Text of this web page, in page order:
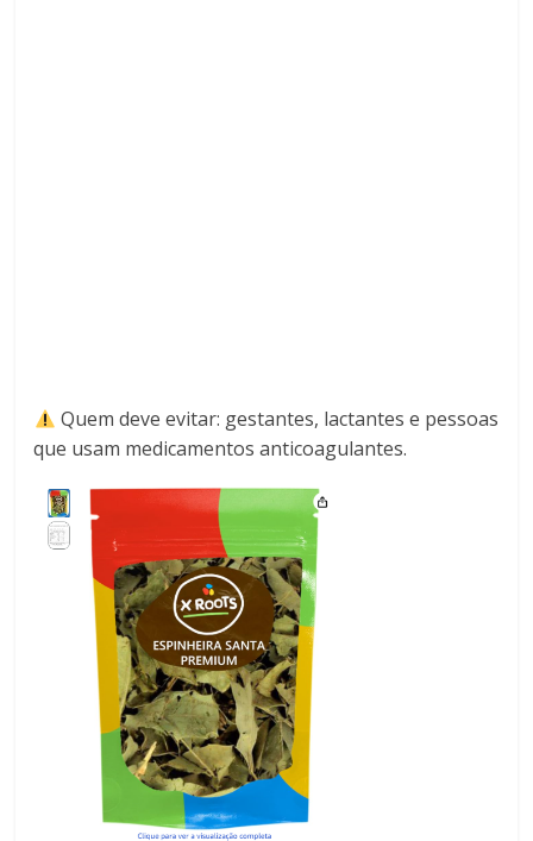
Quem deve evitar: gestantes, lactantes e pessoas
que usam medicamentos anticoagulantes.